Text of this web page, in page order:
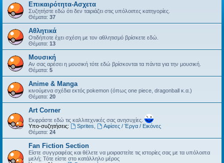
Επικαιρότητα-Ασχετα
Συζητήστε εδώ ότι δεν ταιριάζει στις υπόλοιπες κατηγορίες.
Θέματα: 37
Αθλητικά
Οτιδήποτε έχει σχέση με τον αθλητισμό βρίσκετε εδώ.
Θέματα: 13
Μουσική
Αν σας αρέσει η μουσική τότε εδώ βρίσκονται τα πάντα για την μουσική.
Θέματα: 5
Anime & Manga
κινούμενα σχέδια εκτός pokemon (όπως one piece, dragonball κ.α.)
Θέματα: 20
Art Corner
Εκφράστε εδώ τις καλλιτεχνικές σας ανησυχίες.
Υπο-συζητήσεις:
Sprites
Αφίσες / Έργα / Εικόνες
Θέματα: 24
Fan Fiction Section
Είστε συγγραφέας και θέλετε να μοιραστείτε τις ιστορίες σας με τα υπόλοιπα
μελή; Τότε είστε στο κατάλληλο μέρος